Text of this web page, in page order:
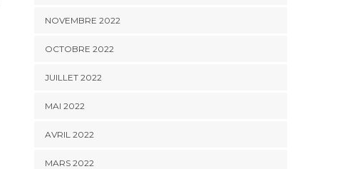
Bon de rentrée
NOVEMBRE 2022
OCTOBRE 2022
JUILLET 2022
MAI 2022
AVRIL 2022
MARS 2022